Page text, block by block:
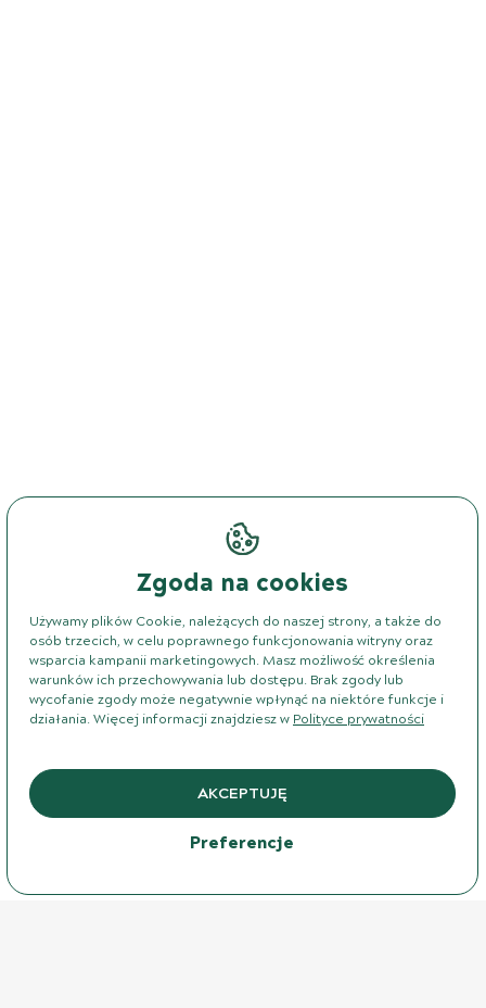
Zgoda na cookies
Używamy plików Cookie, należących do naszej strony, a także do
osób trzecich, w celu poprawnego funkcjonowania witryny oraz
wsparcia kampanii marketingowych. Masz możliwość określenia
warunków ich przechowywania lub dostępu. Brak zgody lub
wycofanie zgody może negatywnie wpłynąć na niektóre funkcje i
działania. Więcej informacji znajdziesz w Polityce prywatności
AKCEPTUJĘ
Preferencje